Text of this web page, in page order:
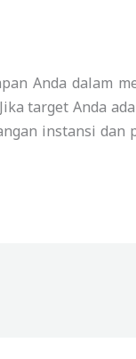
Anda dalam
target Anda
instansi dan